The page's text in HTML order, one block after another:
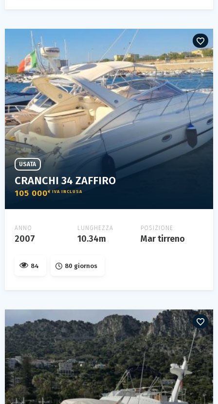
CRANCHI 34 ZAFFIRO
105 000€ IVA INCLUSA
USATA
ANNO
2007
LUNGHEZZA
10.34m
POSIZIONE
Mar tirreno
84 80 giornos